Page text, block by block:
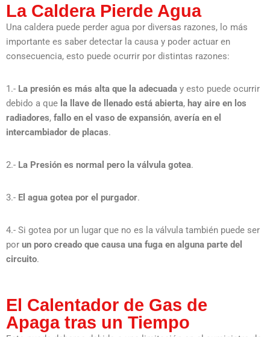
La Caldera Pierde Agua
Una caldera puede perder agua por diversas razones, lo más
importante es saber detectar la causa y poder actuar en
consecuencia, esto puede ocurrir por distintas razones:
1.- La presión es más alta que la adecuada y esto puede ocurrir
debido a que la llave de llenado está abierta, hay aire en los
radiadores, fallo en el vaso de expansión, avería en el
intercambiador de placas.
2.- La Presión es normal pero la válvula gotea.
3.- El agua gotea por el purgador.
4.- Si gotea por un lugar que no es la válvula también puede ser
por un poro creado que causa una fuga en alguna parte del
circuito.
El Calentador de Gas de
Apaga tras un Tiempo